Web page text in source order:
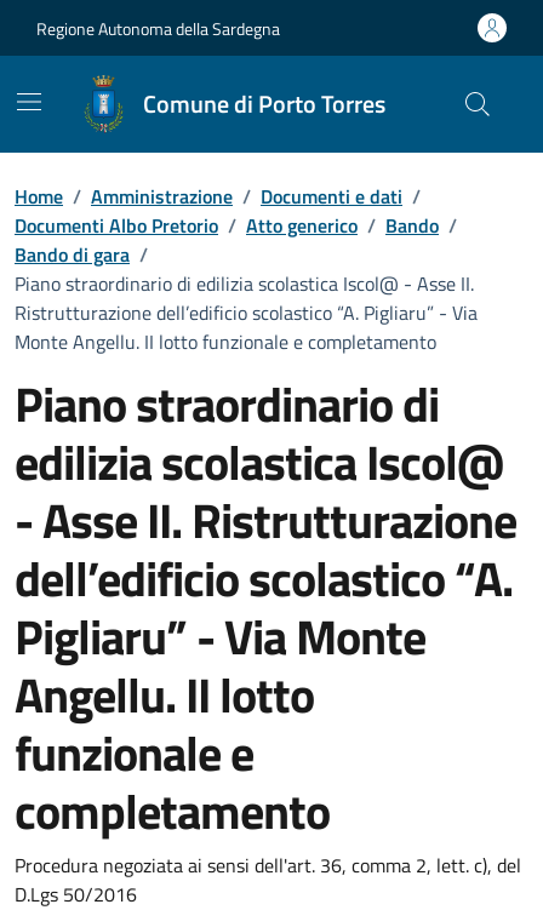
Regione Autonoma della Sardegna
Comune di Porto Torres
Home / Amministrazione / Documenti e dati /
Documenti Albo Pretorio / Atto generico / Bando /
Bando di gara /
Piano straordinario di edilizia scolastica Iscol@ - Asse II.
Ristrutturazione dell’edificio scolastico “A. Pigliaru” - Via
Monte Angellu. II lotto funzionale e completamento
Piano straordinario di
edilizia scolastica Iscol@
- Asse II. Ristrutturazione
dell’edificio scolastico “A.
Pigliaru” - Via Monte
Angellu. II lotto
funzionale e
completamento
Dettaglio del documento
Procedura negoziata ai sensi dell'art. 36, comma 2, lett. c), del
D.Lgs 50/2016